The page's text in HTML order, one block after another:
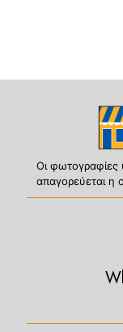
Οι φωτογραφίες
απαγορεύεται η